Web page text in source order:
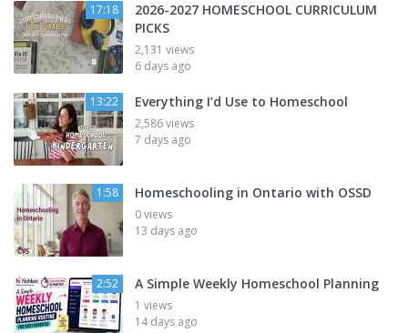
17:18
2026-2027 HOMESCHOOL CURRICULUM
PICKS
2,131 views
6 days ago
13:22 Everything I’d Use to Homeschool
2,586 views
7 days ago
1:58 Homeschooling in Ontario with OSSD
0 views
13 days ago
2:52 A Simple Weekly Homeschool Planning
1 views
14 days ago